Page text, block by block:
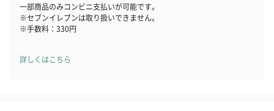
一部商品のみコンビニ支払いが可能です。
※セブンイレブンは取り扱いできません。
※手数料：330円
詳しくはこちら